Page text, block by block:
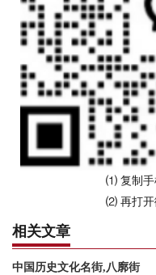
和怀古的幽情。漫步八廓
光，尽情享受高原的明媚阳
代，但是街两边造型独特、
是拉萨八廓街——古老与年
⑴ 复制手
⑵ 再打开
相关文章
中国历史文化名街,八廓街